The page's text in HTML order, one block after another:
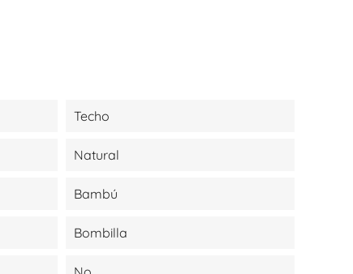
Techo
Natural
Bambú
Bombilla